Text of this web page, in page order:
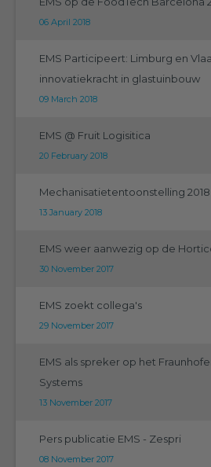
06 April 2018
EMS Participeert: Limburg en
innovatiekracht in glastuinbouw
09 March 2018
EMS @ Fruit Logisitica
20 February 2018
Mechanisatietentoonstelling 2018
13 January 2018
EMS weer aanwezig op de
30 November 2017
EMS zoekt collega's
29 November 2017
EMS als spreker op het
Systems
13 November 2017
Pers publicatie EMS - Zespri
08 November 2017